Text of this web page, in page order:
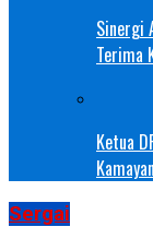
Sinergi
Terima
Ketua
Sergai